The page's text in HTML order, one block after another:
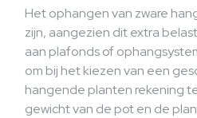
Het ophangen van zware
zijn, aangezien dit extra
aan plafonds of
om bij het kiezen van een
hangende planten rekening
gewicht van de pot en de